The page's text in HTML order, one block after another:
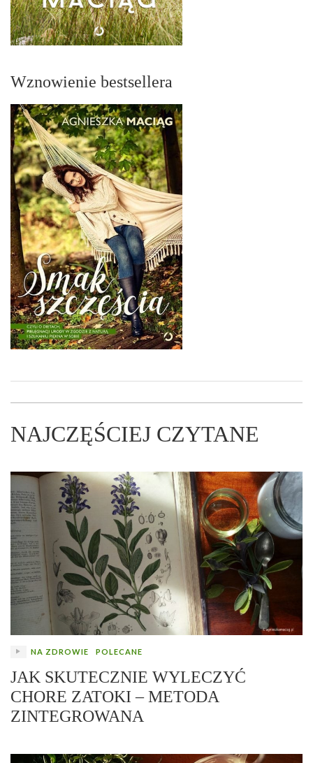
Wznowienie bestsellera
NAJCZĘŚCIEJ CZYTANE
NA ZDROWIE POLECANE
JAK SKUTECZNIE WYLECZYĆ
CHORE ZATOKI – METODA
ZINTEGROWANA